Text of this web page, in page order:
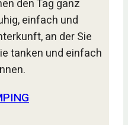
den Tag ganz
einfach und
an der Sie
tanken und einfach